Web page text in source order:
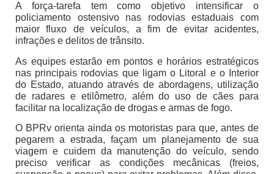
A força-tarefa tem como objetivo intensificar o
policiamento ostensivo nas rodovias estaduais com
maior fluxo de veículos, a fim de evitar acidentes,
infrações e delitos de trânsito.
As equipes estarão em pontos e horários estratégicos
nas principais rodovias que ligam o Litoral e o Interior
do Estado, atuando através de abordagens, utilização
de radares e etilômetro, além do uso de cães para
facilitar na localização de drogas e armas de fogo.
O BPRv orienta ainda os motoristas para que, antes de
pegarem a estrada, façam um planejamento de sua
viagem e cuidem da manutenção do veículo, sendo
preciso verificar as condições mecânicas (freios,